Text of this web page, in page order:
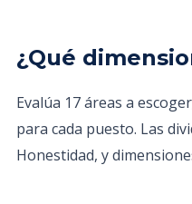
¿Qué
Evalúa 17 áreas a
para cada puesto. Las
Honestidad, y